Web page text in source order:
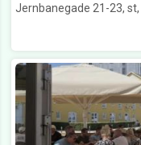
Jernbanegade 21-23, st,